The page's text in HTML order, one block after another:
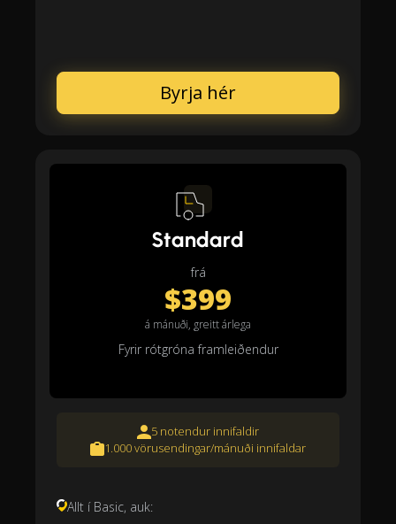
Byrja hér
Standard
frá
$399
á mánuði, greitt árlega
Fyrir rótgróna framleiðendur
5 notendur innifaldir
1.000 vörusendingar/mánuði innifaldar
Allt í Basic, auk: